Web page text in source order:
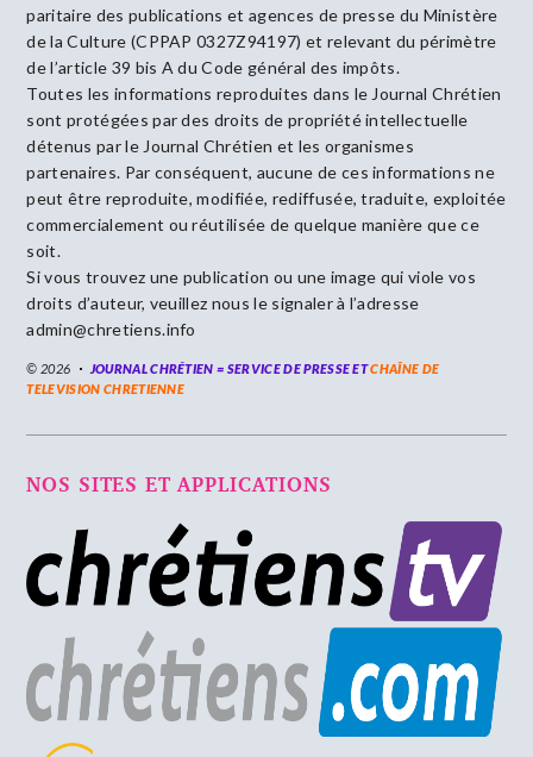
paritaire des publications et agences de presse du Ministère
de la Culture (CPPAP 0327Z94197) et relevant du périmètre
de l’article 39 bis A du Code général des impôts.
Toutes les informations reproduites dans le Journal Chrétien
sont protégées par des droits de propriété intellectuelle
détenus par le Journal Chrétien et les organismes
partenaires. Par conséquent, aucune de ces informations ne
peut être reproduite, modifiée, rediffusée, traduite, exploitée
commercialement ou réutilisée de quelque manière que ce
soit.
Si vous trouvez une publication ou une image qui viole vos
droits d’auteur, veuillez nous le signaler à l’adresse
admin@chretiens.info
© 2026 JOURNAL CHRÉTIEN = SERVICE DE PRESSE ETCHAÎNE DE
TELEVISION CHRETIENNE
NOS SITES ET APPLICATIONS